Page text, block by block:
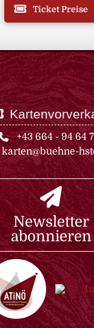
Ticket Preise
+43 664 - 94 64
karten@buehne-
Newsletter
abonnieren